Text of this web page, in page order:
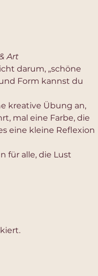
Art
darum, „schöne
Form kannst du
kreative Übung an,
mal eine Farbe, die
eine kleine Reflexion
für alle, die Lust